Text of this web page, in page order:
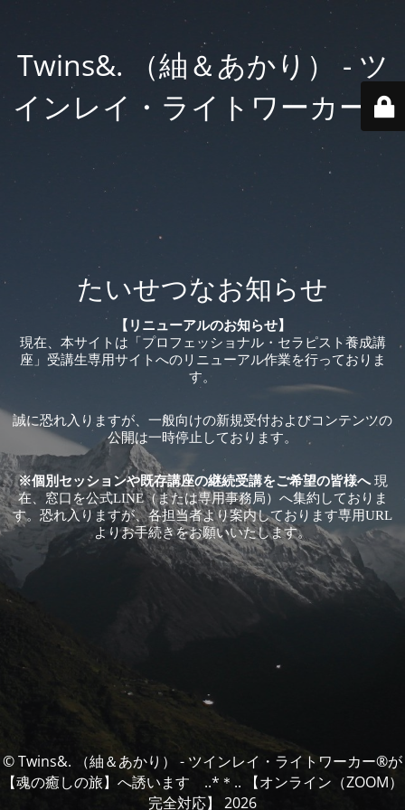
Twins&. （紬＆あかり） - ツ
インレイ・ライトワーカー®️
たいせつなお知らせ
【リニューアルのお知らせ】
現在、本サイトは「プロフェッショナル・セラピスト養成講
座」受講生専用サイトへのリニューアル作業を行っておりま
す。
誠に恐れ入りますが、一般向けの新規受付およびコンテンツの
公開は一時停止しております。
※個別セッションや既存講座の継続受講をご希望の皆様へ現
在、窓口を公式LINE（または専用事務局）へ集約しておりま
す。恐れ入りますが、各担当者より案内しております専用URL
よりお手続きをお願いいたします。
© Twins&. （紬＆あかり） - ツインレイ・ライトワーカー®️が
【魂の癒しの旅】へ誘います ..*＊.. 【オンライン（ZOOM）
完全対応】 2026